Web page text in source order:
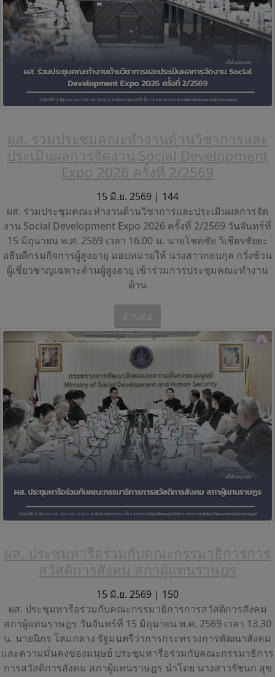
ผส. ร่วมประชุมคณะทำงานด้านวิชาการและ
ประเมินผลการจัดงาน Social Development
Expo 2026 ครั้งที่ 2/2569
15 มิ.ย. 2569 | 144
ผส. ร่วมประชุมคณะทำงานด้านวิชาการและประเมินผลการจัด
งาน Social Development Expo 2026 ครั้งที่ 2/2569 วันจันทร์ที่
15 มิถุนายน พ.ศ. 2569 เวลา 16.00 น. นายโชคชัย วิเชียรชัยยะ
อธิบดีกรมกิจการผู้สูงอายุ มอบหมายให้ นางสาวกอบกุล กวั่งซ้วน
ผู้เชี่ยวชาญเฉพาะด้านผู้สูงอายุ เข้าร่วมการประชุมคณะทำงาน
ด้าน
อ่านต่อ
ผส. ประชุมหารือร่วมกับคณะกรรมาธิการการ
สวัสดิการสังคม สภาผู้แทนราษฎร
15 มิ.ย. 2569 | 150
ผส. ประชุมหารือร่วมกับคณะกรรมาธิการการสวัสดิการสังคม
สภาผู้แทนราษฎร วันจันทร์ที่ 15 มิถุนายน พ.ศ. 2569 เวลา 13.30
น. นายนิกร โสมกลาง รัฐมนตรีว่าการกระทรวงการพัฒนาสังคม
และความมั่นคงของมนุษย์ ประชุมหารือร่วมกับคณะกรรมาธิการ
การสวัสดิการสังคม สภาผู้แทนราษฎร นำโดย นางสาวรัชนก สุข